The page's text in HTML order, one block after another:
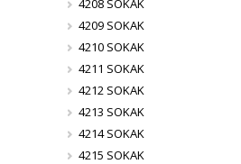
4208 SOKAK
4209 SOKAK
4210 SOKAK
4211 SOKAK
4212 SOKAK
4213 SOKAK
4214 SOKAK
4215 SOKAK